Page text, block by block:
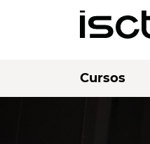
Cursos